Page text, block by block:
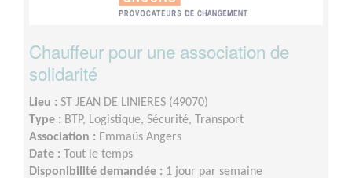
Chauffeur pour une association de
solidarité
Lieu : ST JEAN DE LINIERES (49070)
Type : BTP, Logistique, Sécurité, Transport
Association : Emmaüs Angers
Date :
Tout le temps
Disponibilité demandée : 1 jour par semaine